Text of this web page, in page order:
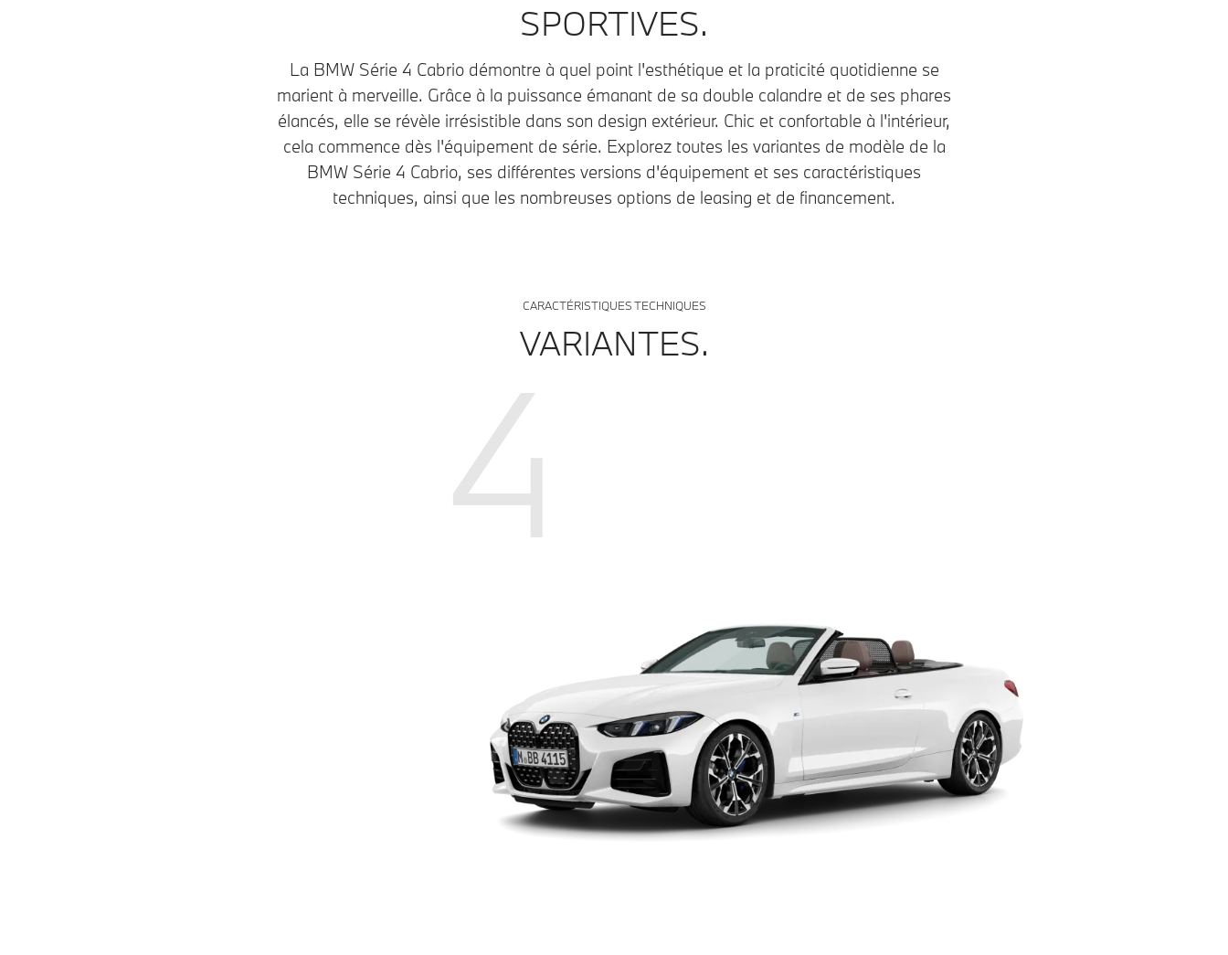
SPORTIVES.
La BMW Série 4 Cabrio démontre à quel point l'esthétique et la praticité quotidienne se
marient à merveille. Grâce à la puissance émanant de sa double calandre et de ses phares
élancés, elle se révèle irrésistible dans son design extérieur. Chic et confortable à l'intérieur,
cela commence dès l'équipement de série. Explorez toutes les variantes de modèle de la
BMW Série 4 Cabrio, ses différentes versions d'équipement et ses caractéristiques
techniques, ainsi que les nombreuses options de leasing et de financement.
CARACTÉRISTIQUES TECHNIQUES
VARIANTES.
4